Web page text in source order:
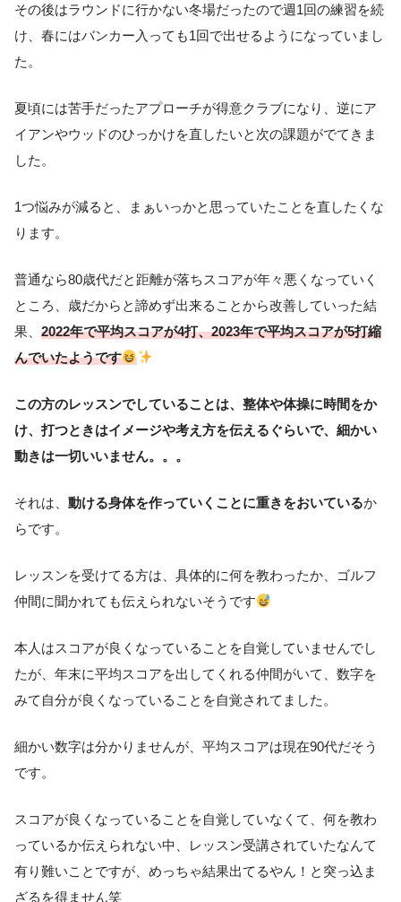
その後はラウンドに行かない冬場だったので週1回の練習を続
け、春にはバンカー入っても1回で出せるようになっていまし
た。
夏頃には苦手だったアプローチが得意クラブになり、逆にア
イアンやウッドのひっかけを直したいと次の課題がでてきま
した。
1つ悩みが減ると、まぁいっかと思っていたことを直したくな
ります。
普通なら80歳代だと距離が落ちスコアが年々悪くなっていく
ところ、歳だからと諦めず出来ることから改善していった結
果、 2022年で平均スコアが4打、2023年で平均スコアが5打縮
んでいたようです
この方のレッスンでしていることは、整体や体操に時間をか
け、打つときはイメージや考え方を伝えるぐらいで、細かい
動きは一切いいません。。。
それは、 動ける身体を作っていくことに重きをおいているか
らです。
レッスンを受けてる方は、具体的に何を教わったか、ゴルフ
仲間に聞かれても伝えられないそうです
本人はスコアが良くなっていることを自覚していませんでし
たが、年末に平均スコアを出してくれる仲間がいて、数字を
みて自分が良くなっていることを自覚されてました。
細かい数字は分かりませんが、平均スコアは現在90代だそう
です。
スコアが良くなっていることを自覚していなくて、何を教わ
っているか伝えられない中、レッスン受講されていたなんて
有り難いことですが、めっちゃ結果出てるやん！と突っ込ま
ざるを得ません笑